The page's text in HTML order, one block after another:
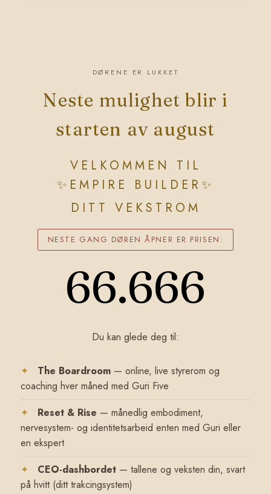
DØRENE ER LUKKET
Neste mulighet blir i
starten av august
VELKOMMEN TIL
✨ EMPIRE BUILDER ✨
DITT VEKSTROM
NESTE GANG DØREN ÅPNER ER PRISEN:
66.666
Du kan glede deg til:
✦ The Boardroom — online, live styrerom og
coaching hver måned med Guri Five
✦
Reset & Rise — månedlig embodiment,
nervesystem- og identitetsarbeid enten med Guri eller
en ekspert
✦
CEO-dashbordet — tallene og veksten din, svart
på hvitt (ditt trakcingsystem)